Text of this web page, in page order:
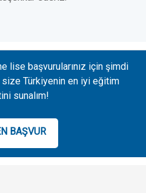
lise başvurularınız için şimdi
Türkiyenin en iyi eğitim
sunalım!
BAŞVUR